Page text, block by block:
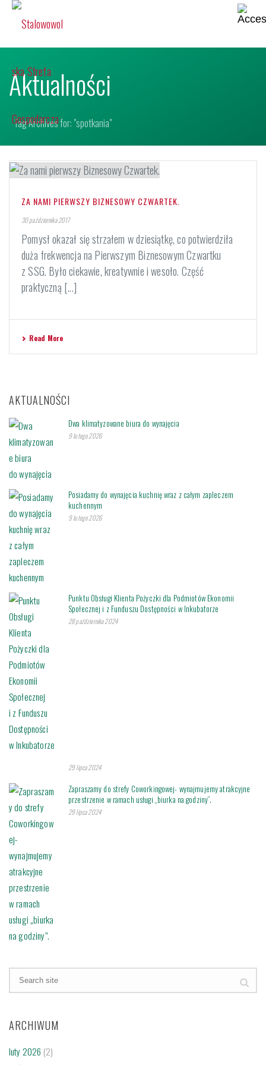
Aktualności
Tag Archives for: "spotkania"
ZA NAMI PIERWSZY BIZNESOWY CZWARTEK.
30 października 2017
Pomysł okazał się strzałem w dziesiątkę, co potwierdziła
duża frekwencja na Pierwszym Biznesowym Czwartku
z SSG. Było ciekawie, kreatywnie i wesoło. Część
praktyczną [...]
Read More
AKTUALNOŚCI
Dwa klimatyzowane biura do wynajęcia
9 lutego 2026
Posiadamy do wynajęcia kuchnię wraz z całym zapleczem
kuchennym
9 lutego 2026
Punktu Obsługi Klienta Pożyczki dla Podmiotów Ekonomii
Społecznej i z Funduszu Dostępności w Inkubatorze
28 października 2024
29 lipca 2024
Zapraszamy do strefy Coworkingowej- wynajmujemy atrakcyjne
przestrzenie w ramach usługi „biurka na godziny”.
29 lipca 2024
ARCHIWUM
luty 2026 (2)